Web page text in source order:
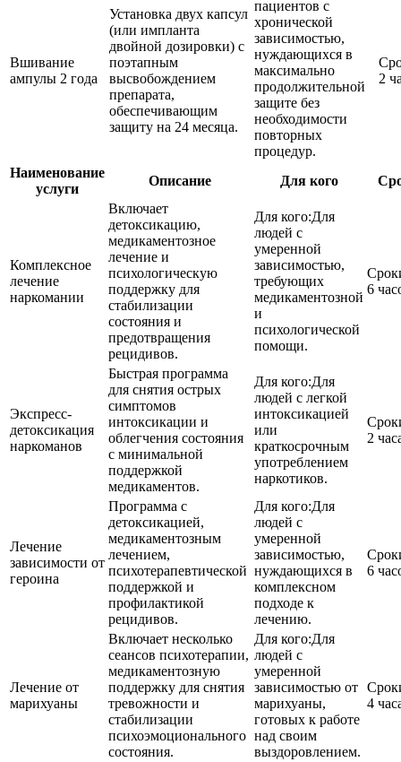
Вшивание
ампулы 2 года
Установка двух капсул
(или импланта
двойной дозировки) с
поэтапным
высвобождением
препарата,
обеспечивающим
защиту на 24 месяца.
пациентов с
хронической
зависимостью,
нуждающихся в
максимально
продолжительной
защите без
необходимости
повторных
процедур.
2
Наименование
услуги
Описание Для кого
Комплексное
лечение
наркомании
Включает
детоксикацию,
медикаментозное
лечение и
психологическую
поддержку для
стабилизации
состояния и
предотвращения
рецидивов.
Для кого:Для
людей с
умеренной
зависимостью,
требующих
медикаментозной
и
психологической
помощи.
6
Экспресс-
детоксикация
наркоманов
Быстрая программа
для снятия острых
симптомов
интоксикации и
облегчения состояния
с минимальной
поддержкой
медикаментов.
Для кого:Для
людей с легкой
интоксикацией
или
краткосрочным
употреблением
наркотиков.
2
Лечение
зависимости от
героина
Программа с
детоксикацией,
медикаментозным
лечением,
психотерапевтической
поддержкой и
профилактикой
рецидивов.
Для кого:Для
людей с
умеренной
зависимостью,
нуждающихся в
комплексном
подходе к
лечению.
6
Лечение от
марихуаны
Включает несколько
сеансов психотерапии,
медикаментозную
поддержку для снятия
тревожности и
стабилизации
психоэмоционального
состояния.
Для кого:Для
людей с
умеренной
зависимостью от
марихуаны,
готовых к работе
над своим
выздоровлением.
4